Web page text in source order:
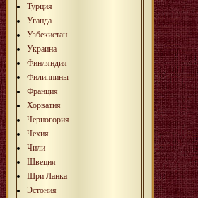
Турция
Уганда
Узбекистан
Украина
Финляндия
Филиппины
Франция
Хорватия
Черногория
Чехия
Чили
Швеция
Шри Ланка
Эстония